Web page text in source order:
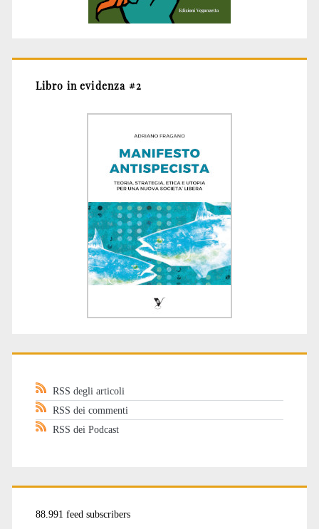
Libro in evidenza #2
RSS degli articoli
RSS dei commenti
RSS dei Podcast
88.991 feed subscribers